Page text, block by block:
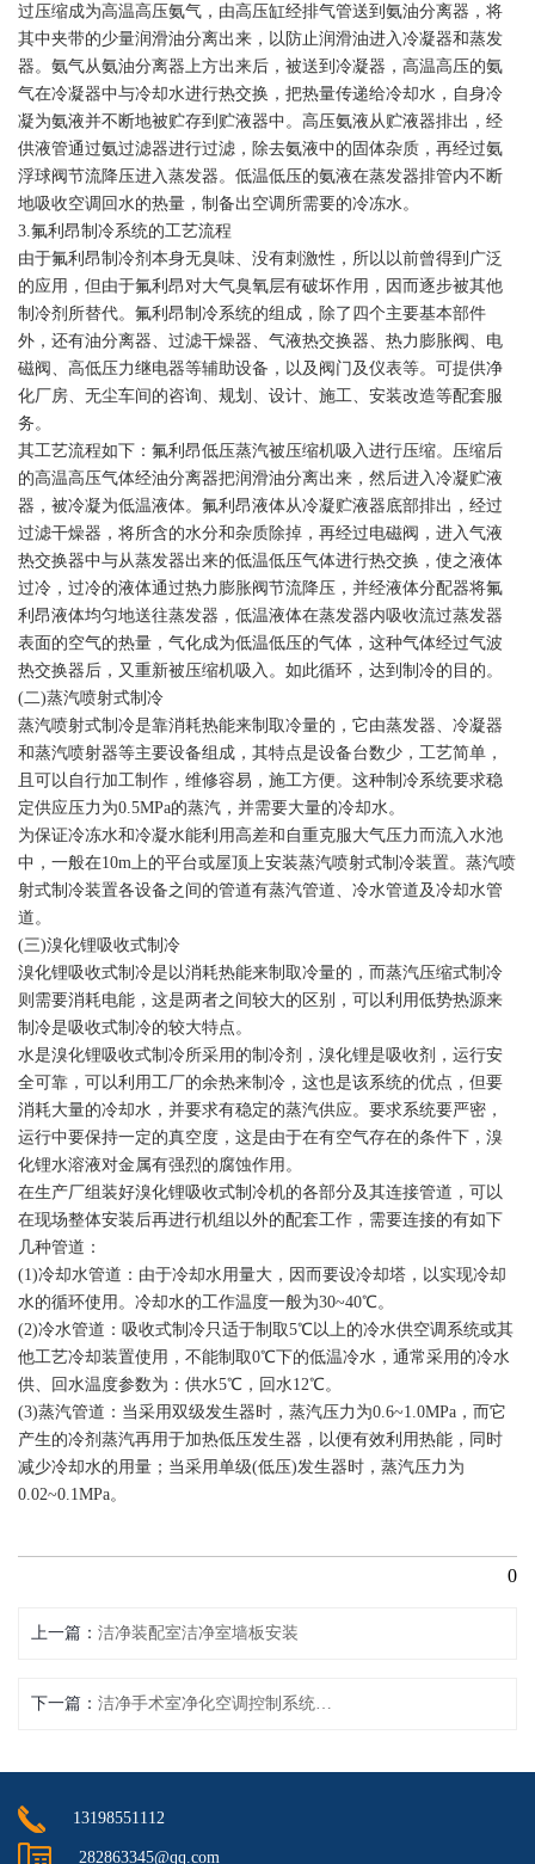
过压缩成为高温高压氨气，由高压缸经排气管送到氨油分离器，将
其中夹带的少量润滑油分离出来，以防止润滑油进入冷凝器和蒸发
器。氨气从氨油分离器上方出来后，被送到冷凝器，高温高压的氨
气在冷凝器中与冷却水进行热交换，把热量传递给冷却水，自身冷
凝为氨液并不断地被贮存到贮液器中。高压氨液从贮液器排出，经
供液管通过氨过滤器进行过滤，除去氨液中的固体杂质，再经过氨
浮球阀节流降压进入蒸发器。低温低压的氨液在蒸发器排管内不断
地吸收空调回水的热量，制备出空调所需要的冷冻水。
3.氟利昂制冷系统的工艺流程
由于氟利昂制冷剂本身无臭味、没有刺激性，所以以前曾得到广泛
的应用，但由于氟利昂对大气臭氧层有破坏作用，因而逐步被其他
制冷剂所替代。氟利昂制冷系统的组成，除了四个主要基本部件
外，还有油分离器、过滤干燥器、气液热交换器、热力膨胀阀、电
磁阀、高低压力继电器等辅助设备，以及阀门及仪表等。可提供净
化厂房、无尘车间的咨询、规划、设计、施工、安装改造等配套服
务。
其工艺流程如下：氟利昂低压蒸汽被压缩机吸入进行压缩。压缩后
的高温高压气体经油分离器把润滑油分离出来，然后进入冷凝贮液
器，被冷凝为低温液体。氟利昂液体从冷凝贮液器底部排出，经过
过滤干燥器，将所含的水分和杂质除掉，再经过电磁阀，进入气液
热交换器中与从蒸发器出来的低温低压气体进行热交换，使之液体
过冷，过冷的液体通过热力膨胀阀节流降压，并经液体分配器将氟
利昂液体均匀地送往蒸发器，低温液体在蒸发器内吸收流过蒸发器
表面的空气的热量，气化成为低温低压的气体，这种气体经过气波
热交换器后，又重新被压缩机吸入。如此循环，达到制冷的目的。
(二)蒸汽喷射式制冷
蒸汽喷射式制冷是靠消耗热能来制取冷量的，它由蒸发器、冷凝器
和蒸汽喷射器等主要设备组成，其特点是设备台数少，工艺简单，
且可以自行加工制作，维修容易，施工方便。这种制冷系统要求稳
定供应压力为0.5MPa的蒸汽，并需要大量的冷却水。
为保证冷冻水和冷凝水能利用高差和自重克服大气压力而流入水池
中，一般在10m上的平台或屋顶上安装蒸汽喷射式制冷装置。蒸汽喷
射式制冷装置各设备之间的管道有蒸汽管道、冷水管道及冷却水管
道。
(三)溴化锂吸收式制冷
溴化锂吸收式制冷是以消耗热能来制取冷量的，而蒸汽压缩式制冷
则需要消耗电能，这是两者之间较大的区别，可以利用低势热源来
制冷是吸收式制冷的较大特点。
水是溴化锂吸收式制冷所采用的制冷剂，溴化锂是吸收剂，运行安
全可靠，可以利用工厂的余热来制冷，这也是该系统的优点，但要
消耗大量的冷却水，并要求有稳定的蒸汽供应。要求系统要严密，
运行中要保持一定的真空度，这是由于在有空气存在的条件下，溴
化锂水溶液对金属有强烈的腐蚀作用。
在生产厂组装好溴化锂吸收式制冷机的各部分及其连接管道，可以
在现场整体安装后再进行机组以外的配套工作，需要连接的有如下
几种管道：
(1)冷却水管道：由于冷却水用量大，因而要设冷却塔，以实现冷却
水的循环使用。冷却水的工作温度一般为30~40℃。
(2)冷水管道：吸收式制冷只适于制取5℃以上的冷水供空调系统或其
他工艺冷却装置使用，不能制取0℃下的低温冷水，通常采用的冷水
供、回水温度参数为：供水5℃，回水12℃。
(3)蒸汽管道：当采用双级发生器时，蒸汽压力为0.6~1.0MPa，而它
产生的冷剂蒸汽再用于加热低压发生器，以便有效利用热能，同时
减少冷却水的用量；当采用单级(低压)发生器时，蒸汽压力为
0.02~0.1MPa。
0
上一篇 洁净装配室洁净室墙板安装
下一篇
13198551112
282863345@qq.com